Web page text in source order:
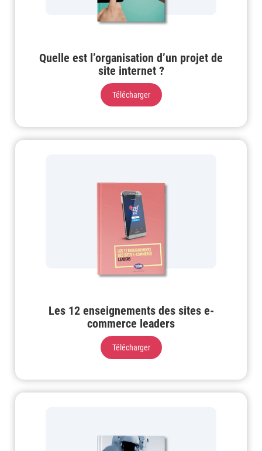
Quelle est l’organisation d’un projet de
site internet ?
Télécharger
Les 12 enseignements des sites e-
commerce leaders
Télécharger